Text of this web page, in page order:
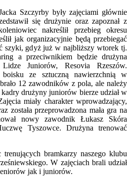
Szczyrby były zajęciami głównie
się drużynie oraz zapoznał z
nakreślił przebieg okresu
jak organizacyjnie będą przebiegać
szyki, gdyż już w najbliższy wtorek tj.
a przeciwnikiem będzie drużyna
Juniorów, Resovia Rzeszów.
ze sztuczną nawierzchnią w
12 zawodników z pola, ale należy
drużyny juniorów bierze udział w
miały charakter wprowadzający,
została przeprowadzona mała gra na
nowy zawodnik Łukasz Skóra
Tyszowce. Drużyna trenować
bramkarzy naszego klubu
W zajęciach brali udział
jak i juniorów.